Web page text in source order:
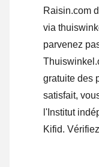
Raisin.com
via
parvenez
gratuite des
satisfait,
l'Institut
Kifid.